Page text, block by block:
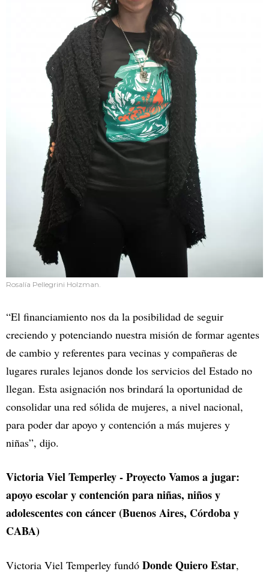
Rosalía Pellegrini Holzman.
“El financiamiento nos da la posibilidad de seguir
creciendo y potenciando nuestra misión de formar agentes
de cambio y referentes para vecinas y compañeras de
lugares rurales lejanos donde los servicios del Estado no
llegan. Esta asignación nos brindará la oportunidad de
consolidar una red sólida de mujeres, a nivel nacional,
para poder dar apoyo y contención a más mujeres y
niñas”, dijo.
Victoria Viel Temperley - Proyecto Vamos a jugar:
apoyo escolar y contención para niñas, niños y
adolescentes con cáncer (Buenos Aires, Córdoba y
CABA)
Victoria Viel Temperley fundó Donde Quiero Estar,